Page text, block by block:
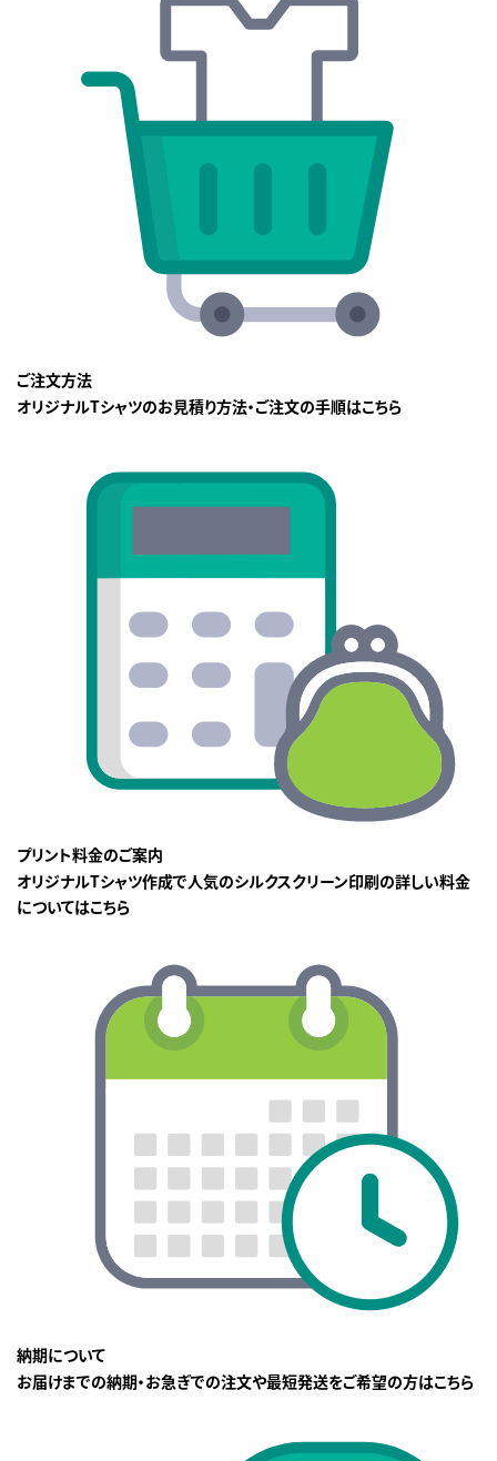
ご注文方法
オリジナルTシャツのお見積り方法・ご注文の手順はこちら
プリント料金のご案内
オリジナルTシャツ作成で人気のシルクスクリーン印刷の詳しい料金
についてはこちら
納期について
お届けまでの納期・お急ぎでの注文や最短発送をご希望の方はこちら